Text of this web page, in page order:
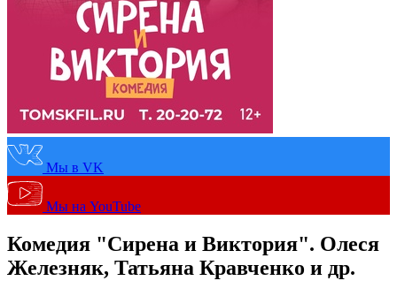
Мы в VK
Мы на YouTube
Комедия "Сирена и Виктория". Олеся
Железняк, Татьяна Кравченко и др.